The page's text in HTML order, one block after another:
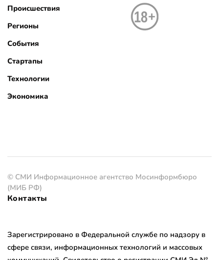
Происшествия
Регионы
События
Стартапы
Технологии
Экономика
© СМИ Информационное агентство Мосинформбюро
(МИБ РФ)
Контакты
Зарегистрировано в Федеральной службе по надзору в
сфере связи, информационных технологий и массовых